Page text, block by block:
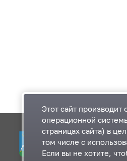
Одинцовский
области
Этот сайт производит
операционной
страницах сайта) в
том числе с
Если вы не хотите,